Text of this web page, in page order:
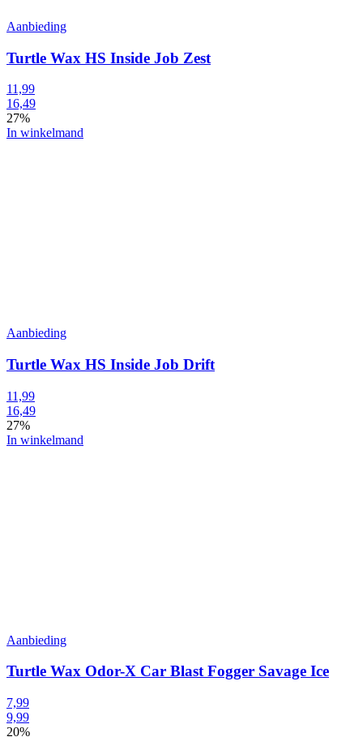
Aanbieding
Turtle Wax HS Inside Job Zest
11,99
16,49
27%
In winkelmand
Aanbieding
Turtle Wax HS Inside Job Drift
11,99
16,49
27%
In winkelmand
Aanbieding
Turtle Wax Odor-X Car Blast Fogger Savage Ice
7,99
9,99
20%